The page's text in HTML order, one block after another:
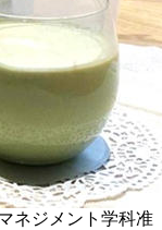
ネジメント学科准